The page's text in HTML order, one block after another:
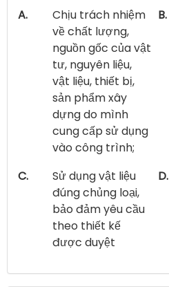
A.
Chịu trách nhiệm
về chất lượng,
nguồn gốc của vật
tư, nguyên liệu,
vật liệu, thiết bị,
sản phẩm xây
dựng do mình
cung cấp sử dụng
vào công trình;
B.
C.
Sử dụng vật liệu
đúng chủng loại,
bảo đảm yêu cầu
theo thiết kế
được duyệt
D.